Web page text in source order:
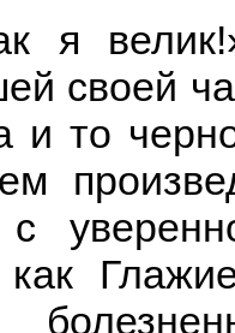
я
своей
и то